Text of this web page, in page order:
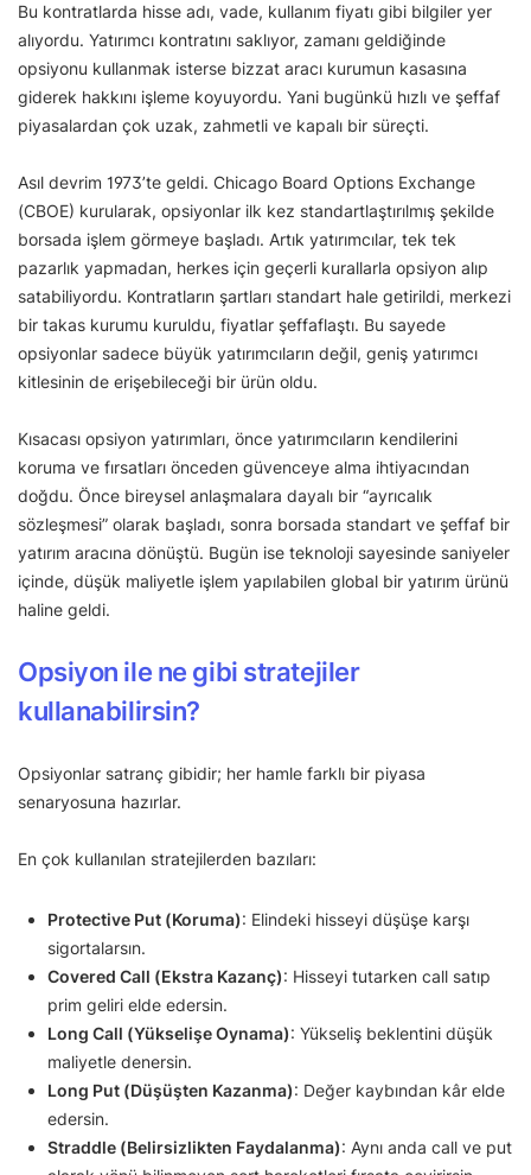
Bu kontratlarda hisse adı, vade, kullanım fiyatı gibi bilgiler yer
alıyordu. Yatırımcı kontratını saklıyor, zamanı geldiğinde
opsiyonu kullanmak isterse bizzat aracı kurumun kasasına
giderek hakkını işleme koyuyordu. Yani bugünkü hızlı ve şeffaf
piyasalardan çok uzak, zahmetli ve kapalı bir süreçti.
Asıl devrim 1973’te geldi. Chicago Board Options Exchange
(CBOE) kurularak, opsiyonlar ilk kez standartlaştırılmış şekilde
borsada işlem görmeye başladı. Artık yatırımcılar, tek tek
pazarlık yapmadan, herkes için geçerli kurallarla opsiyon alıp
satabiliyordu. Kontratların şartları standart hale getirildi, merkezi
bir takas kurumu kuruldu, fiyatlar şeffaflaştı. Bu sayede
opsiyonlar sadece büyük yatırımcıların değil, geniş yatırımcı
kitlesinin de erişebileceği bir ürün oldu.
Kısacası opsiyon yatırımları, önce yatırımcıların kendilerini
koruma ve fırsatları önceden güvenceye alma ihtiyacından
doğdu. Önce bireysel anlaşmalara dayalı bir “ayrıcalık
sözleşmesi” olarak başladı, sonra borsada standart ve şeffaf bir
yatırım aracına dönüştü. Bugün ise teknoloji sayesinde saniyeler
içinde, düşük maliyetle işlem yapılabilen global bir yatırım ürünü
haline geldi.
Opsiyon ile ne gibi stratejiler
kullanabilirsin?
Opsiyonlar satranç gibidir; her hamle farklı bir piyasa
senaryosuna hazırlar.
En çok kullanılan stratejilerden bazıları:
Protective Put (Koruma): Elindeki hisseyi düşüşe karşı
sigortalarsın.
Covered Call (Ekstra Kazanç): Hisseyi tutarken call satıp
prim geliri elde edersin.
Long Call (Yükselişe Oynama): Yükseliş beklentini düşük
maliyetle denersin.
Long Put (Düşüşten Kazanma): Değer kaybından kâr elde
edersin.
Straddle (Belirsizlikten Faydalanma): Aynı anda call ve put